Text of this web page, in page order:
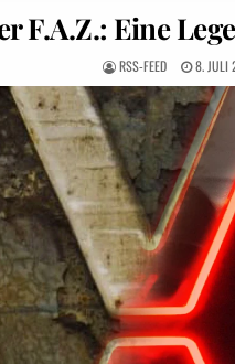
F.A.Z.: Eine
RSS-FEED 8. JULI